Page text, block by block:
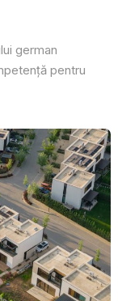
german
pentru